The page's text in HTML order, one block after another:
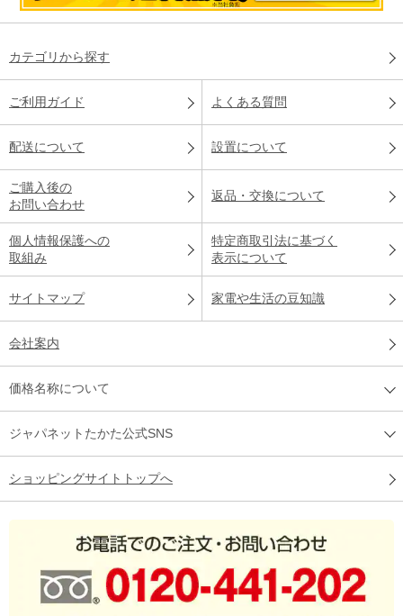
カテゴリから探す
ご利用ガイド よくある質問
配送について 設置について
ご購入後の
お問い合わせ
返品・交換について
個人情報保護への
取組み
特定商取引法に基づく
表示について
サイトマップ 家電や生活の豆知識
会社案内
価格名称について
ジャパネットたかた公式SNS
ショッピングサイトトップへ